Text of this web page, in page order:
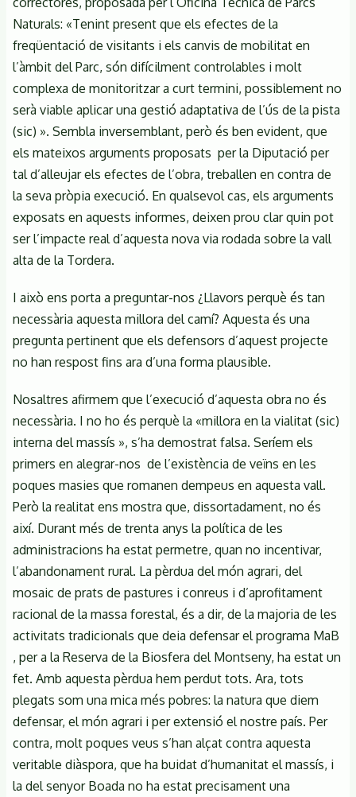
Naturals: «Tenint present que els efectes de la
freqüentació de visitants i els canvis de mobilitat en
l’àmbit del Parc, són difícilment controlables i molt
complexa de monitoritzar a curt termini, possiblement no
serà viable aplicar una gestió adaptativa de l’ús de la pista
(sic) ». Sembla inversemblant, però és ben evident, que
els mateixos arguments proposats per la Diputació per
tal d’alleujar els efectes de l’obra, treballen en contra de
la seva pròpia execució. En qualsevol cas, els arguments
exposats en aquests informes, deixen prou clar quin pot
ser l’impacte real d’aquesta nova via rodada sobre la vall
alta de la Tordera.
I això ens porta a preguntar-nos ¿Llavors perquè és tan
necessària aquesta millora del camí? Aquesta és una
pregunta pertinent que els defensors d’aquest projecte
no han respost fins ara d’una forma plausible.
Nosaltres afirmem que l’execució d’aquesta obra no és
necessària. I no ho és perquè la «millora en la vialitat (sic)
interna del massís », s’ha demostrat falsa. Seríem els
primers en alegrar-nos de l’existència de veïns en les
poques masies que romanen dempeus en aquesta vall.
Però la realitat ens mostra que, dissortadament, no és
així. Durant més de trenta anys la política de les
administracions ha estat permetre, quan no incentivar,
l’abandonament rural. La pèrdua del món agrari, del
mosaic de prats de pastures i conreus i d’aprofitament
racional de la massa forestal, és a dir, de la majoria de les
activitats tradicionals que deia defensar el programa MaB
, per a la Reserva de la Biosfera del Montseny, ha estat un
fet. Amb aquesta pèrdua hem perdut tots. Ara, tots
plegats som una mica més pobres: la natura que diem
defensar, el món agrari i per extensió el nostre país. Per
contra, molt poques veus s’han alçat contra aquesta
veritable diàspora, que ha buidat d’humanitat el massís, i
la del senyor Boada no ha estat precisament una